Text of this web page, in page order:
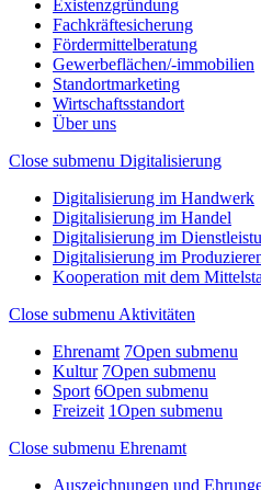
Existenzgründung
Fachkräftesicherung
Fördermittelberatung
Gewerbeflächen/-immobilien
Standortmarketing
Wirtschaftsstandort
Über uns
Close submenu Digitalisierung
Digitalisierung im Handwerk
Digitalisierung im Handel
Digitalisierung im
Digitalisierung im
Kooperation mit dem
Close submenu Aktivitäten
Ehrenamt 7Open submenu
Kultur 7Open submenu
Sport 6Open submenu
Freizeit 1Open submenu
Close submenu Ehrenamt
Auszeichnungen und